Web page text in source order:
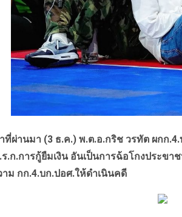
ที่ผ่านมา (3 ธ.ค.) พ.ต.อ.กริช วรทัต ผกก.4.
.ก.การกู้ยืมเงิน อันเป็นการฉ้อโกงประข
าม กก.4.บก.ปอศ.ให้ดำเนินคดี